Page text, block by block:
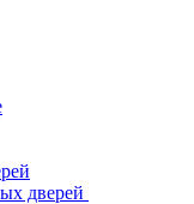
дверей